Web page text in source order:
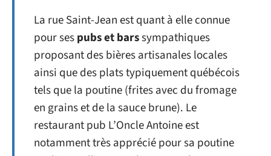
La rue Saint-Jean est quant à elle connue
pour sespubs et barssympathiques
proposant des bières artisanales locales
ainsi que des plats typiquement québécois
tels que la poutine (frites avec du fromage
en grains et de la sauce brune). Le
restaurant pub L’Oncle Antoine est
notamment très apprécié pour sa poutine